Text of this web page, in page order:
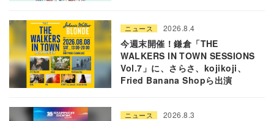
ニュース 2026.8.4
今週末開催！鎌倉「THE
WALKERS IN TOWN SESSIONS
Vol.7」に、さらさ、kojikoji、
Fried Banana Shopら出演
ニュース 2026.8.3